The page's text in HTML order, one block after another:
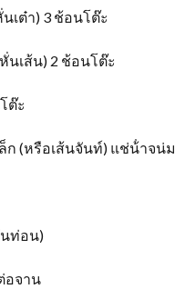
นเต๋า) 3 ช้อนโต๊ะ
นเส้น) 2 ช้อนโต๊ะ
ต๊ะ
ล็ก (หรือเส้นจันท์) แช่น้ําจน่ม
นท่อน)
อจาน